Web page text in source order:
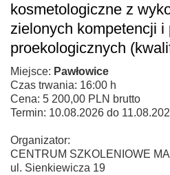
kosmetologiczne z
zielonych kompetencji i
proekologicznych
Miejsce: Pawłowice
Czas trwania: 16:00 h
Cena: 5 200,00 PLN brutto
Termin: 10.08.2026 do
Organizator:
CENTRUM SZKOLENIOWE
ul. Sienkiewicza 19